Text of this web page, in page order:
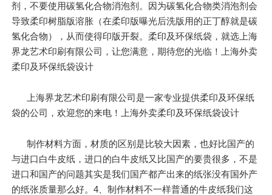
剂，不要使用碳氢化合物消泡剂。因为碳氢化合物类消泡剂会
导致柔印树脂版溶胀（在柔印版曝光后洗版用的正丁醇就是碳
氢化合物），从而使得印版开裂。柔印及环保纸袋，就选上海
界龙艺术印刷有限公司，让您满意，期待您的光临！上海外卖
柔印及环保纸袋设计
上海界龙艺术印刷有限公司是一家专业提供柔印及环保纸
袋的公司，欢迎您的来电！上海外卖柔印及环保纸袋设计
制作材料方面，材质的区别是比较大因素，也好比国产的
与进口白牛皮纸，进口的白牛皮纸又比国产的要贵很多，不是
进口和国产的问题其实是我们国产都产出来的纸张没有国外产
的纸张质量那么好。4、制作材料不一样普通的牛皮纸我们这